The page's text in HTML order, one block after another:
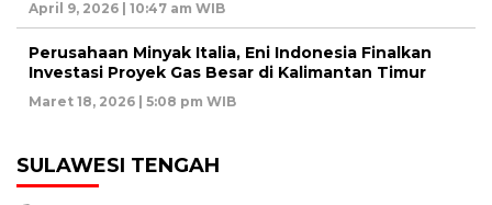
April 9, 2026 | 10:47 am WIB
Perusahaan Minyak Italia, Eni Indonesia Finalkan
Investasi Proyek Gas Besar di Kalimantan Timur
Maret 18, 2026 | 5:08 pm WIB
SULAWESI TENGAH